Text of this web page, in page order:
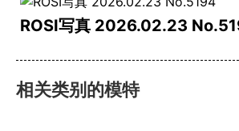
ROSI写真 2026.02.23
相关类别的模特